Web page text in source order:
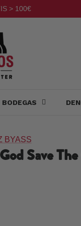
> 100€
BODEGAS
BYASS
Save